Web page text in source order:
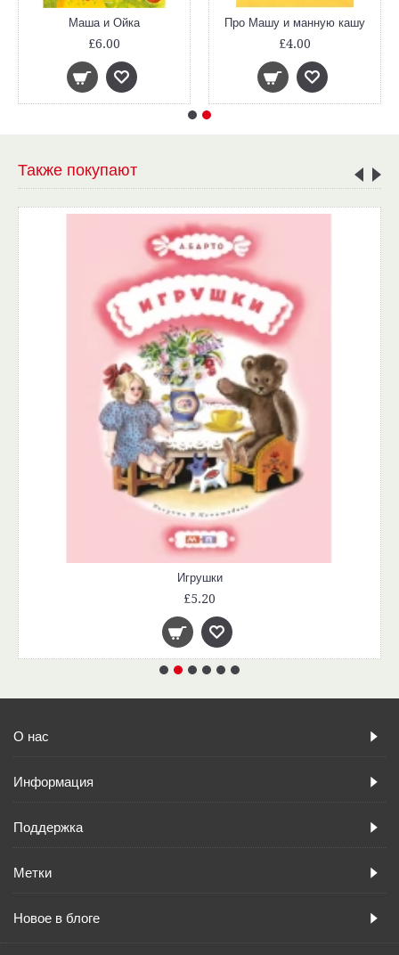
Маша и Ойка
£6.00
Про Машу и манную кашу
£4.00
Также покупают
Игрушки
£5.20
О нас
Информация
Поддержка
Метки
Новое в блоге